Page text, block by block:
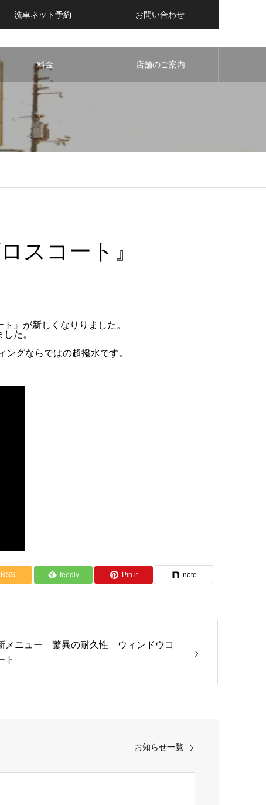
洗車ネット予約 お問い合わせ
料金 店舗のご案内
スコート』
』が新しくなりりました。
た。
グならではの超撥水です。
RSS feedly Pin it note
メニュー 驚異の耐久性 ウィンドウコ
ト
お知らせ一覧